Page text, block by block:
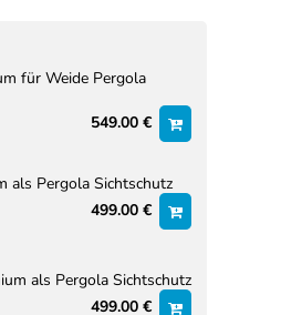
für Weide Pergola
549.00 €
als Pergola Sichtschutz
499.00 €
als Pergola Sichtschutz
499.00 €